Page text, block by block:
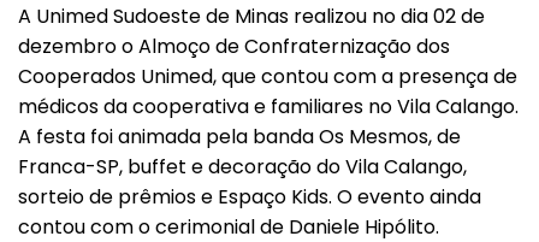
Voltar
A Unimed Sudoeste de Minas realizou no dia 02 de
dezembro o Almoço de Confraternização dos
Cooperados Unimed, que contou com a presença de
médicos da cooperativa e familiares no Vila Calango.
A festa foi animada pela banda Os Mesmos, de
Franca-SP, buffet e decoração do Vila Calango,
sorteio de prêmios e Espaço Kids. O evento ainda
contou com o cerimonial de Daniele Hipólito.